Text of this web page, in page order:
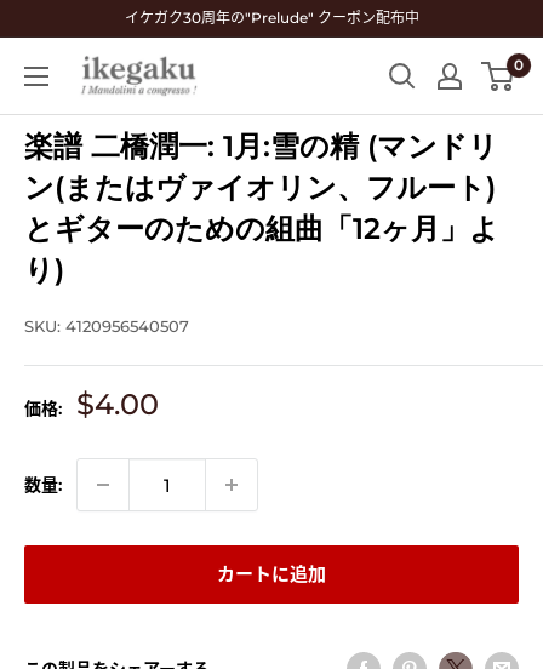
ン
イケガク30周年の"Prelude" クーポン配布中
Mandolin
&
Guitar
Shop
ikegaku
0
楽譜 二橋潤一: 1月:雪の精 (マンドリ
ン(またはヴァイオリン、フルート)
とギターのための組曲「12ヶ月」よ
り)
SKU: 4120956540507
価格:
販
価
格
$4.00
数量:
カートに追加